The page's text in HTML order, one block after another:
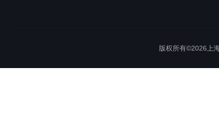
版权所有©2026